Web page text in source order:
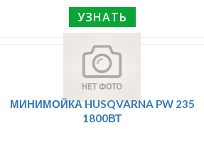
УЗНАТЬ
МИНИМОЙКА HUSQVARNA PW 235
1800ВТ